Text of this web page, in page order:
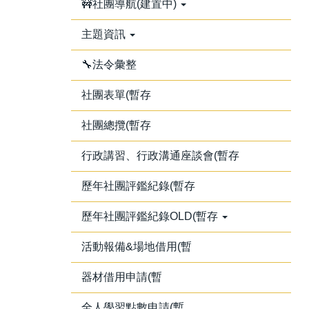
🚧社團導航(建置中)
主題資訊
🔧法令彙整
社團表單(暫存
社團總攬(暫存
行政講習、行政溝通座談會(暫存
歷年社團評鑑紀錄(暫存
歷年社團評鑑紀錄OLD(暫存
活動報備&場地借用(暫
器材借用申請(暫